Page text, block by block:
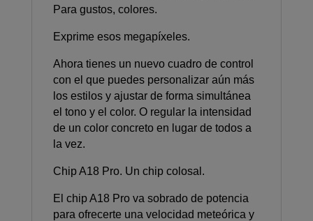
Para gustos, colores.
Exprime esos megapíxeles.
Ahora tienes un nuevo cuadro de control
con el que puedes personalizar aún más
los estilos y ajustar de forma simultánea
el tono y el color. O regular la intensidad
de un color concreto en lugar de todos a
la vez.
Chip A18 Pro. Un chip colosal.
El chip A18 Pro va sobrado de potencia
para ofrecerte una velocidad meteórica y